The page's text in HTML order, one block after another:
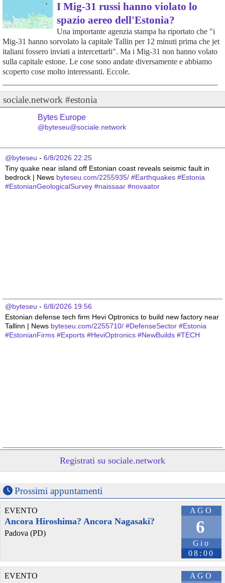
I Mig-31 russi hanno violato lo
spazio aereo dell'Estonia?
Una importante agenzia stampa ha riportato che "i
Mig-31 hanno sorvolato la capitale Tallin per 12 minuti prima che jet
italiani fossero inviati a intercettarli". Ma i Mig-31 non hanno volato
sulla capitale estone. Le cose sono andate diversamente e abbiamo
scoperto cose molto interessanti. Eccole.
sociale.network #estonia
Bytes Europe
@byteseu@sociale.network
@byteseu - 6/8/2026 22:25
Tiny quake near island off Estonian coast reveals seismic fault in
bedrock | News byteseu.com/2255935/ #Earthquakes #Estonia
#EstonianGeologicalSurvey #naissaar #novaator
@byteseu - 6/8/2026 19:56
Estonian defense tech firm Hevi Optronics to build new factory near
Tallinn | News byteseu.com/2255710/ #DefenseSector #Estonia
#EstonianFirms #Exports #HeviOptronics #NewBuilds #TECH
Telia Estonia to offer 5G SA services on Samsung foldable
smartphones byteseu.com/2255481/ #Estonia
Registrati su sociale.network
Prossimi appuntamenti
AGO
6
Gio
08:00
EVENTO
Ancora Hiroshima? Ancora Nagasaki?
Padova (PD)
AGO
EVENTO